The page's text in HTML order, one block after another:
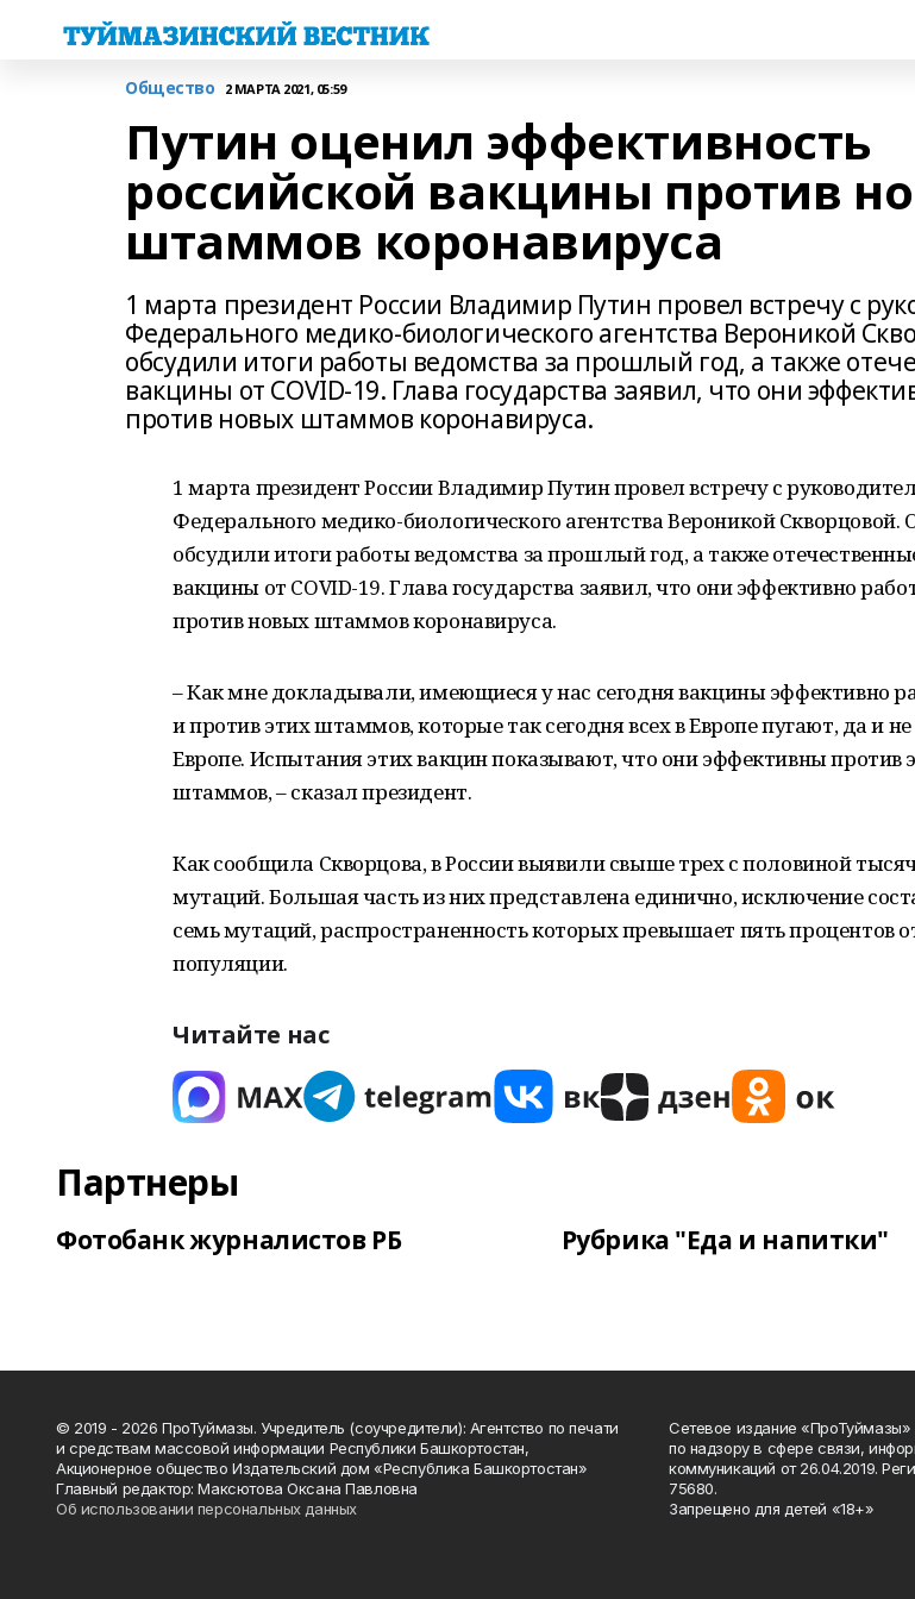
Общество 2 МАРТА 2021, 05:59
Путин оценил эффективность
российской вакцины против
штаммов коронавируса
1 марта президент России Владимир Путин провел встречу с
Федерального медико-биологического агентства Вероникой
обсудили итоги работы ведомства за прошлый год, а также
вакцины от COVID-19. Глава государства заявил, что они
против новых штаммов коронавируса.
1 марта президент России Владимир Путин провел встречу с
Федерального медико-биологического агентства Вероникой Скворцовой.
обсудили итоги работы ведомства за прошлый год, а также
вакцины от COVID-19. Глава государства заявил, что они эффективно
против новых штаммов коронавируса.
– Как мне докладывали, имеющиеся у нас сегодня вакцины эффективно
и против этих штаммов, которые так сегодня всех в Европе пугают, да и не
Европе. Испытания этих вакцин показывают, что они эффективны против
штаммов, – сказал президент.
Как сообщила Скворцова, в России выявили свыше трех с половиной
мутаций. Большая часть из них представлена единично, исключение
семь мутаций, распространенность которых превышает пять процентов
популяции.
Читайте нас
Партнеры
Фотобанк журналистов РБ Рубрика "Еда и напитки"
© 2019 - 2026 ПроТуймазы. Учредитель (соучредители): Агентство по печати
и средствам массовой информации Республики Башкортостан,
Акционерное общество Издательский дом «Республика Башкортостан»
Главный редактор: Максютова Оксана Павловна
Об использовании персональных данных
Сетевое издание
по надзору в сфере связи,
коммуникаций от 26.04.2019.
75680.
Запрещено для детей «18+»